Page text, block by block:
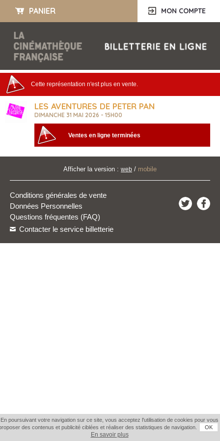
PANIER MON COMPTE
Cette représentation n'est plus en vente.
LES AVENTURES DE PETER PAN
DIMANCHE 31 MAI 2026 - 15H00
Ventes en ligne terminées
Afficher la version : web / mobile
Questions fréquentes (FAQ)
Conditions générales de vente
Données Personnelles
Contacter le service billetterie
En poursuivant votre navigation sur ce site, vous acceptez l'utilisation de cookies pour vous
des contenus et publicité ciblées et réaliser des statistiques de navigation.
OK
En savoir plus